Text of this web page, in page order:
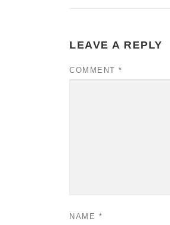
LEAVE A REPLY
COMMENT *
NAME *